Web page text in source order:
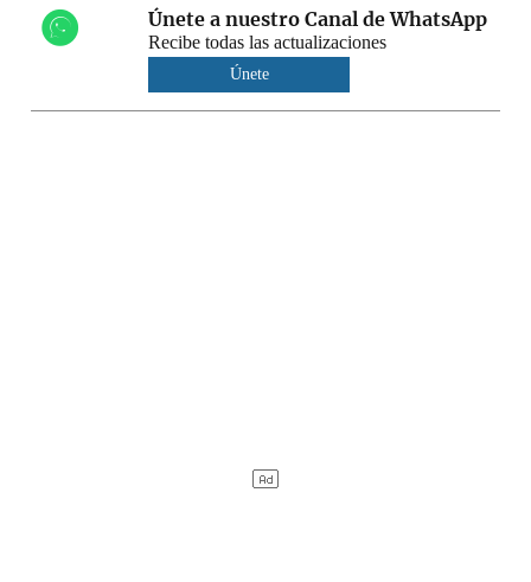
Únete a nuestro Canal de WhatsApp
Recibe todas las actualizaciones
Únete